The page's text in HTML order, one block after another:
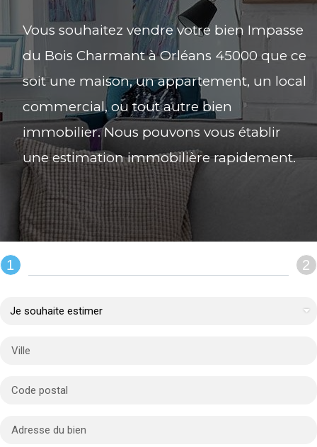
Vous souhaitez vendre votre bien Impasse
du Bois Charmant à Orléans 45000 que ce
soit une maison, un appartement, un local
commercial, ou tout autre bien
immobilier. Nous pouvons vous établir
une estimation immobilière rapidement.
REMPLIR LE FORMULAIRE :
1 2